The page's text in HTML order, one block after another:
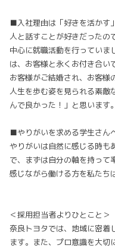
■入社理由は「好きを活かす」
人と話すことが好きだったの
中心に就職活動を行っていま
は、お客様と永くお付き合い
お客様がご結婚され、お客様
人生を歩む姿を見られる素敵
んで良かった！」と思います。
■やりがいを求める学生さん
やりがいは自然に感じる時も
で、まずは自分の軸を持って
感じながら働ける方を私たち
＜採用担当者よりひとこと＞
奈良トヨタでは、地域に密着
ます。また、プロ意識を大切